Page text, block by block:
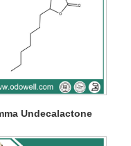
Undecalactone